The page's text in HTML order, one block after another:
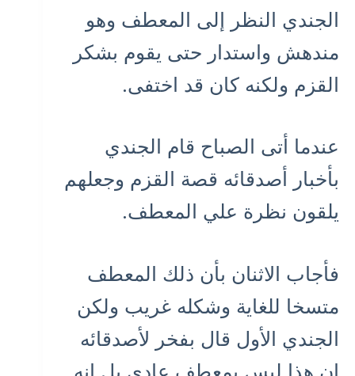
الجندي النظر إلى المعطف وهو
مندهش واستدار حتى يقوم بشكر
القزم ولكنه كان قد اختفى.
عندما أتى الصباح قام الجندي
بأخبار أصدقائه قصة القزم وجعلهم
يلقون نظرة علي المعطف.
فأجاب الاثنان بأن ذلك المعطف
متسخا للغاية وشكله غريب ولكن
الجندي الأول قال بفخر لأصدقائه
إن هذا ليس بمعطف عادي بل إنه